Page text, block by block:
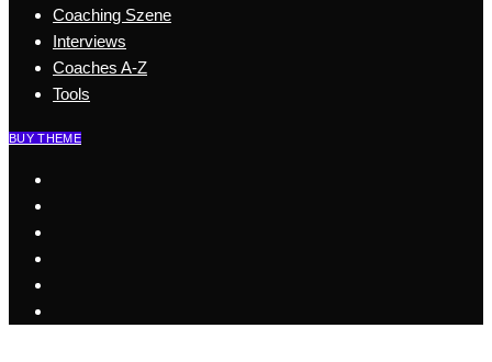
Coaching Szene
Interviews
Coaches A-Z
Tools
BUY THEME